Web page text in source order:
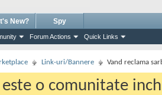
Forum Actions Quick Links
New? Spy
Link-uri/Bannere Vand reclama
este o comunitate